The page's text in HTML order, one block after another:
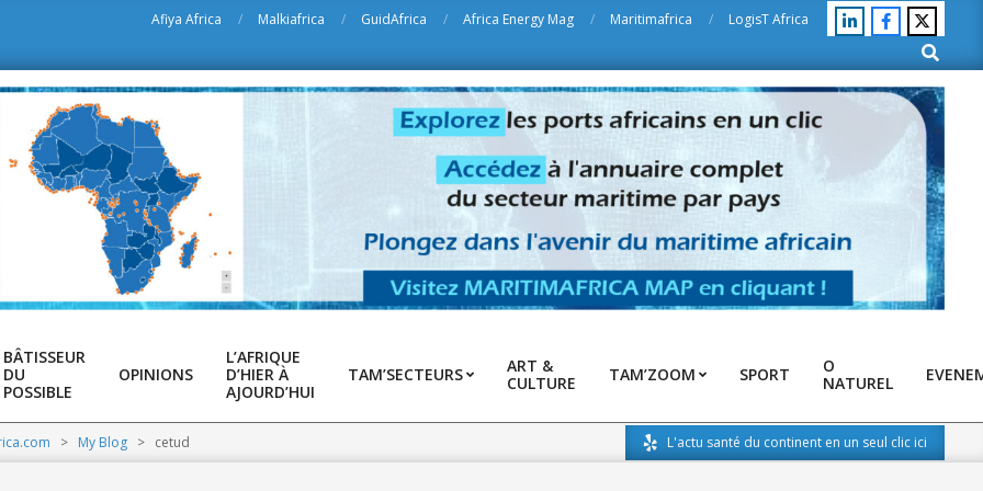
Afiya Africa Malkiafrica GuidAfrica Africa Energy Mag Maritimafrica
LogisT Africa
Search
BÂTISSEUR
DU
POSSIBLE
OPINIONS
L’AFRIQUE
D’HIER À
AJOURD’HUI
TAM’SECTEURS
ART &
CULTURE
TAM’ZOOM SPORT
O
NATUREL
> My Blog > cetud L'actu santé du continent en un seul clic ici